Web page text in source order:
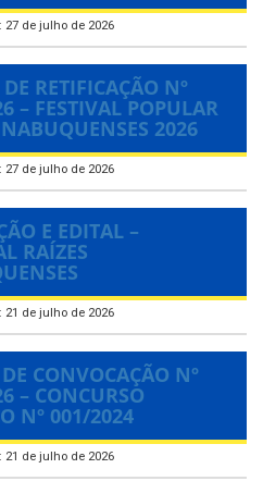
27 de julho de 2026
RETIFICAÇÃO Nº
– FESTIVAL POPULAR
NABUQUENSES 2026
27 de julho de 2026
E EDITAL –
RAÍZES
21 de julho de 2026
CONVOCAÇÃO Nº
– CONCURSO
Nº 001/2024
21 de julho de 2026